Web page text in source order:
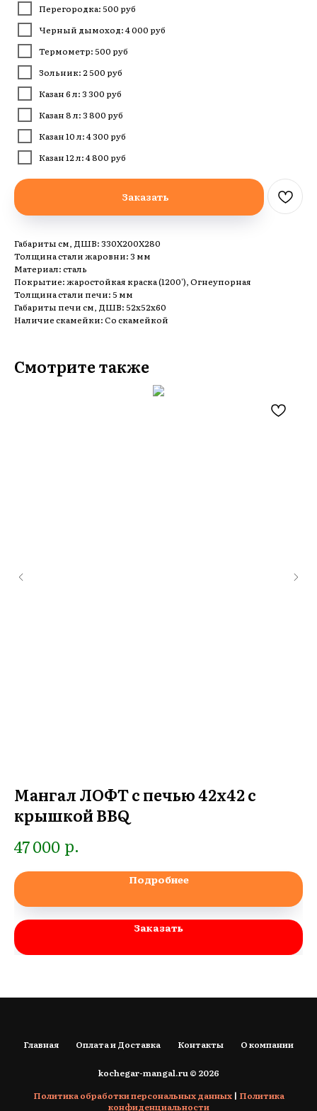
Перегородка: 500 руб
Черный дымоход: 4 000 руб
Термометр: 500 руб
Зольник: 2 500 руб
Казан 6 л: 3 300 руб
Казан 8 л: 3 800 руб
Казан 10 л: 4 300 руб
Казан 12 л: 4 800 руб
Заказать
Габариты см, ДШВ: 330Х200Х280
Толщина стали жаровни: 3 мм
Материал: сталь
Покрытие: жаростойкая краска (1200'), Огнеупорная
Толщина стали печи: 5 мм
Габариты печи см, ДШВ: 52х52х60
Наличие скамейки: Со скамейкой
Смотрите также
Мангал ЛОФТ с печью 42х42 с
крышкой BBQ
47 000 р.
Подробнее
Заказать
Главная Оплата и Доставка Контакты О компании
kochegar-mangal.ru © 2026
Политика обработки персональных данных| Политика
конфиденциальности